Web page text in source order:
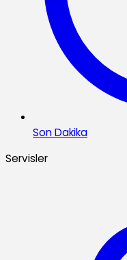
Son Dakika
Servisler